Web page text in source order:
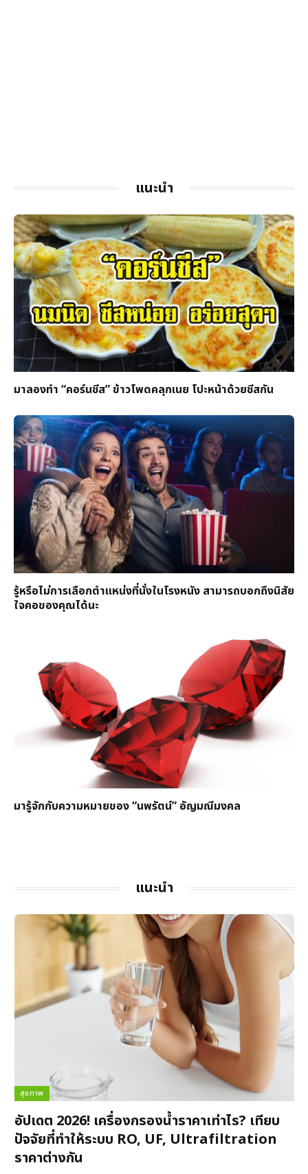
แนะนำ
มาลองทำ “คอร์นชีส” ข้าวโพดคลุกเนย โปะหน้าด้วยชีสกัน
รู้หรือไม่การเลือกตำแหน่งที่นั่งในโรงหนัง สามารถบอกถึงนิสัย
ใจคอของคุณได้นะ
มารู้จักกับความหมายของ “นพรัตน์” อัญมณีมงคล
แนะนำ
สุขภาพ
อัปเดต 2026! เครื่องกรองน้ำราคาเท่าไร? เทียบ
ปัจจัยที่ทำให้ระบบ RO, UF, Ultrafiltration
ราคาต่างกัน